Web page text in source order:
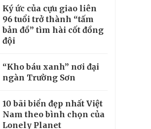
Ký ức của cựu giao liên
96 tuổi trở thành “tấm
bản đồ” tìm hài cốt đồng
đội
“Kho báu xanh” nơi đại
ngàn Trường Sơn
10 bãi biển đẹp nhất Việt
Nam theo bình chọn của
Lonely Planet